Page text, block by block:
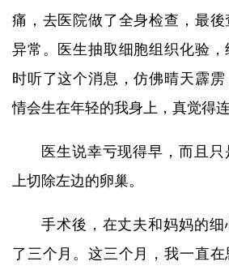
痛，去医院做了全身检查，最
异常。医生抽取细胞组织化验
时听了这个消息，仿佛晴天霹
情会生在年轻的我身上，真觉得
医生说幸亏现得早，而且
上切除左边的卵巢。
手术後，在丈夫和妈妈的
了三个月。这三个月，我一直